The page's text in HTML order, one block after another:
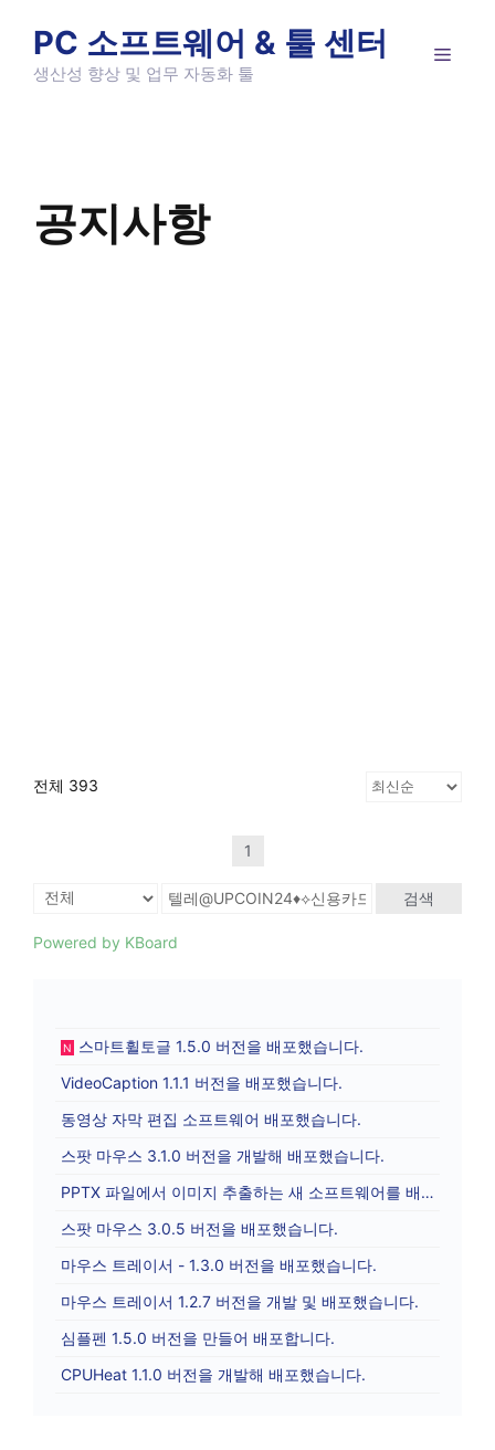
content
PC 소프트웨어 & 툴 센터
생산성 향상 및 업무 자동화 툴
공지사항
전체 393
1
검색
Powered by KBoard
N
스마트휠토글 1.5.0 버전을 배포했습니다.
VideoCaption 1.1.1 버전을 배포했습니다.
동영상 자막 편집 소프트웨어 배포했습니다.
스팟 마우스 3.1.0 버전을 개발해 배포했습니다.
PPTX 파일에서 이미지 추출하는 새 소프트웨어를 배포합니다.
스팟 마우스 3.0.5 버전을 배포했습니다.
마우스 트레이서 - 1.3.0 버전을 배포했습니다.
마우스 트레이서 1.2.7 버전을 개발 및 배포했습니다.
심플펜 1.5.0 버전을 만들어 배포합니다.
CPUHeat 1.1.0 버전을 개발해 배포했습니다.